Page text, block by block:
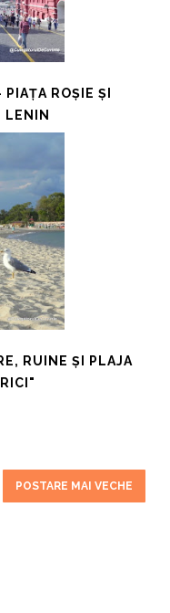
ROȘIE ȘI
LENIN
RUINE ȘI PLAJA
POSTARE MAI VECHE